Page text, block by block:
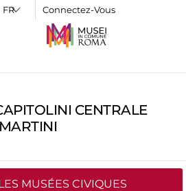
Connectez-Vous
CENTRALE
MUSÉES CIVIQUES